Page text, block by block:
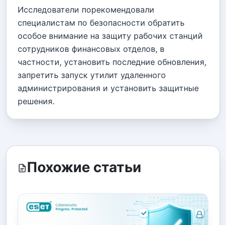
Исследователи порекомендовали
специалистам по безопасности обратить
особое внимание на защиту рабочих станций
сотрудников финансовых отделов, в
частности, установить последние обновления,
запретить запуск утилит удаленного
администрирования и установить защитные
решения.
Похожие статьи